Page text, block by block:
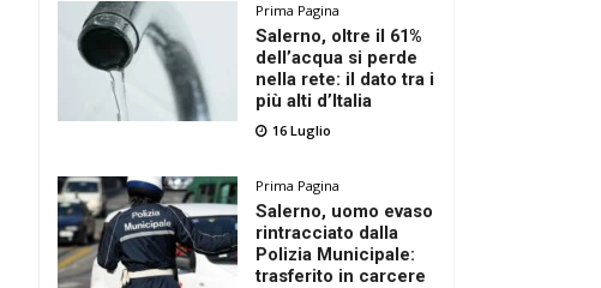
Prima Pagina
Salerno, oltre il 61%
dell’acqua si perde
nella rete: il dato tra i
più alti d’Italia
16 Luglio
Prima Pagina
Salerno, uomo evaso
rintracciato dalla
Polizia Municipale:
trasferito in carcere